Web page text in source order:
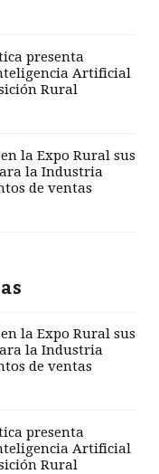
presenta
Artificial
Rural
la Expo Rural sus
la Industria
de ventas
la Expo Rural sus
la Industria
de ventas
presenta
Artificial
Rural